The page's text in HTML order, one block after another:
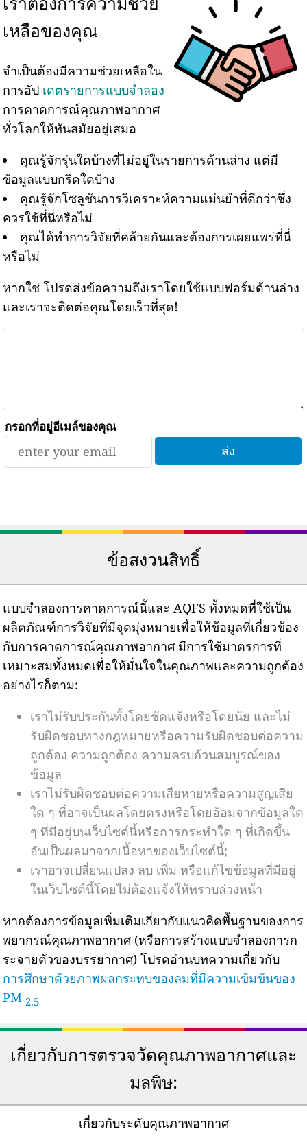
เหลือของคุณ
จำเป็นต้องมีความช่วยเหลือใน
การอัป เดตรายการแบบจำลอง
การคาดการณ์คุณภาพอากาศ
ทั่วโลกให้ทันสมัยอยู่เสมอ
คุณรู้จักรุ่นใดบ้างที่ไม่อยู่ในรายการด้านล่าง แต่มี
ข้อมูลแบบกริดใดบ้าง
คุณรู้จักโซลูชันการวิเคราะห์ความแม่นยำที่ดีกว่าซึ่ง
ควรใช้ที่นี่หรือไม่
คุณได้ทำการวิจัยที่คล้ายกันและต้องการเผยแพร่ที่นี่
หรือไม่
หากใช่ โปรดส่งข้อความถึงเราโดยใช้แบบฟอร์มด้านล่าง
และเราจะติดต่อคุณโดยเร็วที่สุด!
กรอกที่อยู่อีเมล์ของคุณ
ข้อสงวนสิทธิ์
แบบจำลองการคาดการณ์นี้และ AQFS ทั้งหมดที่ใช้เป็น
ผลิตภัณฑ์การวิจัยที่มีจุดมุ่งหมายเพื่อให้ข้อมูลที่เกี่ยวข้อง
กับการคาดการณ์คุณภาพอากาศ มีการใช้มาตรการที่
เหมาะสมทั้งหมดเพื่อให้มั่นใจในคุณภาพและความถูกต้อง
อย่างไรก็ตาม:
เราไม่รับประกันทั้งโดยชัดแจ้งหรือโดยนัย และไม่
รับผิดชอบทางกฎหมายหรือความรับผิดชอบต่อความ
ถูกต้อง ความถูกต้อง ความครบถ้วนสมบูรณ์ของ
ข้อมูล
เราไม่รับผิดชอบต่อความเสียหายหรือความสูญเสีย
ใด ๆ ที่อาจเป็นผลโดยตรงหรือโดยอ้อมจากข้อมูลใด
ๆ ที่มีอยู่บนเว็บไซต์นี้หรือการกระทำใด ๆ ที่เกิดขึ้น
อันเป็นผลมาจากเนื้อหาของเว็บไซต์นี้;
เราอาจเปลี่ยนแปลง ลบ เพิ่ม หรือแก้ไขข้อมูลที่มีอยู่
ในเว็บไซต์นี้โดยไม่ต้องแจ้งให้ทราบล่วงหน้า
หากต้องการข้อมูลเพิ่มเติมเกี่ยวกับแนวคิดพื้นฐานของการ
พยากรณ์คุณภาพอากาศ (หรือการสร้างแบบจำลองการก
ระจายตัวของบรรยากาศ) โปรดอ่านบทความเกี่ยวกับ
การศึกษาด้วยภาพผลกระทบของลมที่มีความเข้มข้นของ
PM 2.5
เกี่ยวกับการตรวจวัดคุณภาพอากาศและ
มลพิษ:
เกี่ยวกับระดับคุณภาพอากาศ